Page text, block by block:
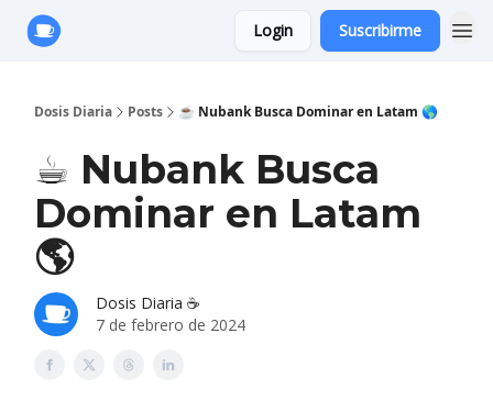
Login Suscribirme
Dosis Diaria Posts ☕️ Nubank Busca Dominar en Latam 🌎
☕️ Nubank Busca
Dominar en Latam
🌎
Dosis Diaria ☕️
7 de febrero de 2024